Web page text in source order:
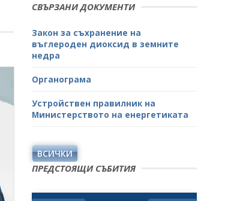
СВЪРЗАНИ ДОКУМЕНТИ
Закон за съхранение на
въглероден диоксид в земните
недра
Органограма
Устройствен правилник на
Министерството на енергетиката
ВСИЧКИ
ПРЕДСТОЯЩИ СЪБИТИЯ